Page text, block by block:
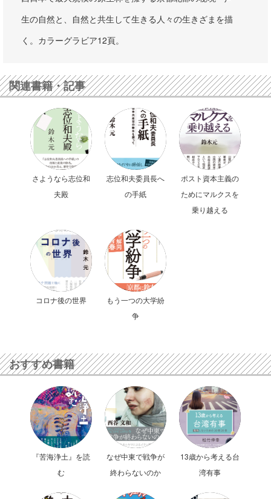
生の自然と、自然と共生して生きる人々の生きざまを描
く。カラーグラビア12頁。
関連書籍・記事
さようなら志位和
夫殿
志位和夫委員長へ
の手紙
ポスト資本主義の
ためにマルクスを
乗り越える
コロナ後の世界
もう一つの大学紛
争
おすすめ書籍
『苦海浄土』を読
む
なぜ中東で戦争が
終わらないのか
13歳から考える台
湾有事